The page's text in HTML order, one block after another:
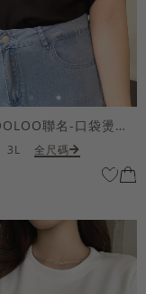
HOOLOOLOO聯名-口袋燙金KUKU熊短袖上衣
3L 全尺碼